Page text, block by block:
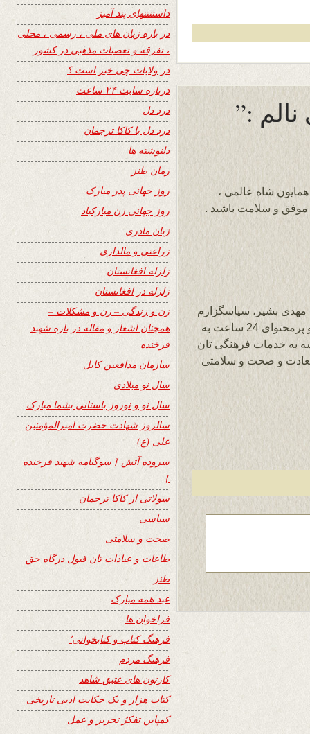
شاه عالمی ،
موفق و سلامت باشید .
مهدی بشیر، سپاسگزارم
ازین که این سروده را آراسته و به سایت زیبا و پرمحتوای 24 ساعت به
به خدمات فرهنگی تان
سعادت و صحت و سلامتی
داستنتنهای پند آمیز
در باره زبان های ملی ، رسمی ، محلی
، تفرقه و تعصبات مذهبی در کشور
در ولایات چی خبر است ؟
درباره سایت ۲۴ ساعت
درد دل
درد دل با کاکا ترجمان
دلنوشته ها
رمان طنز
روز جهانی پدر مبارک
روز جهانی زن مبارکباد
زبان مادری
زراعتی و مالداری
زلزله افغانستان
زلزله در افغانستان
زن و زندگی – زن و مشکلات –
همچنان اشعار و مقاله در باره شهید
فرخنده
سازمان مدافعین کابل
سال نو میلادی
سال نو و نوروز باستانی بشما مبارک
سالروز شهادت حضرت امیرالمؤمنین
علی (ع)
سروده آتش { سوگنامه شهید فرخنده
}
سولاتی از کاکا ترجمان
سیاسی
صحت و سلامتی
طاعات و عبادات تان قبول درگاه حق
طنز
عید همه مبارک
فراخوان ها
فرهنگ کتاب و کتابخوانی٬
فرهنگ مردم
کارتون های عتیق شاهد
کتاب هزار و یک حکایت ادبی تاریخی
کمپاین تفکرُ تحریر و عمل